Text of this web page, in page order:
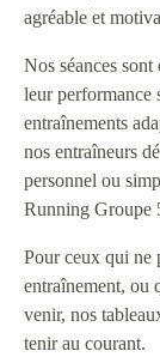
agréable et
Nos séances
leur performance
entraînements
nos entraîneurs
personnel ou
Running Groupe
Pour ceux qui ne
entraînement, ou
venir, nos
tenir au courant.